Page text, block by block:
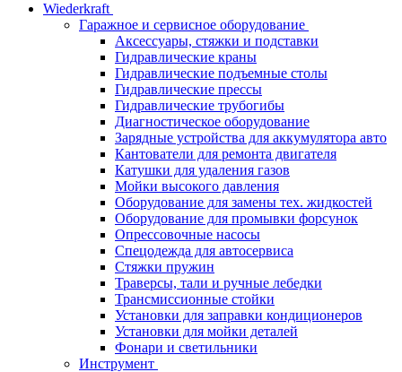
Wiederkraft
Гаражное и сервисное оборудование
Аксессуары, стяжки и подставки
Гидравлические краны
Гидравлические подъемные столы
Гидравлические прессы
Гидравлические трубогибы
Диагностическое оборудование
Зарядные устройства для аккумулятора авто
Кантователи для ремонта двигателя
Катушки для удаления газов
Мойки высокого давления
Оборудование для замены тех. жидкостей
Оборудование для промывки форсунок
Опрессовочные насосы
Спецодежда для автосервиса
Стяжки пружин
Траверсы, тали и ручные лебедки
Трансмиссионные стойки
Установки для заправки кондиционеров
Установки для мойки деталей
Фонари и светильники
Инструмент